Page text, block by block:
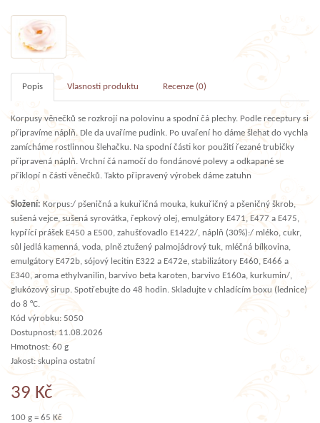
Popis Vlasnosti produktu Recenze (0)
Korpusy věnečků se rozkrojí na polovinu a spodní čá plechy. Podle receptury si
připravíme náplň. Dle da uvaříme pudink. Po uvaření ho dáme šlehat do vychla
zamícháme rostlinnou šlehačku. Na spodní části kor použití řezané trubičky
připravená náplň. Vrchní čá namočí do fondánové polevy a odkapané se
přiklopí n části věnečků. Takto připravený výrobek dáme zatuhn
Složení: Korpus:/ pšeničná a kukuřičná mouka, kukuřičný a pšeničný škrob,
sušená vejce, sušená syrovátka, řepkový olej, emulgátory E471, E477 a E475,
kypřící prášek E450 a E500, zahušťovadlo E1422/, náplň (30%):/ mléko, cukr,
sůl jedlá kamenná, voda, plně ztužený palmojádrový tuk, mléčná bílkovina,
emulgátory E472b, sójový lecitin E322 a E472e, stabilizátory E460, E466 a
E340, aroma ethylvanilin, barvivo beta karoten, barvivo E160a, kurkumin/,
glukózový sirup. Spotřebujte do 48 hodin. Skladujte v chladícím boxu (lednice)
do 8 °C.
Kód výrobku: 5050
Dostupnost: 11.08.2026
Hmotnost: 60 g
Jakost: skupina ostatní
39 Kč
100 g = 65 Kč